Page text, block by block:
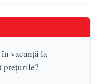
vacanță la
prețurile?